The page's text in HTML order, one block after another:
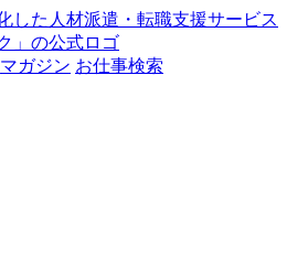
マガジン お仕事検索